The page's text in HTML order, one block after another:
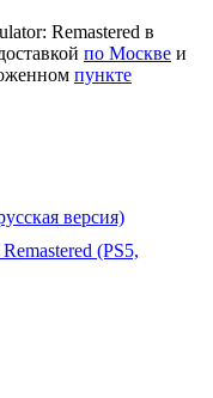
Remastered в
по Москве и
пункте
версия)
(PS5,